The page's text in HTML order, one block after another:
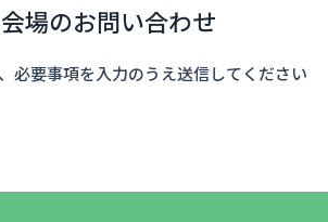
場のお問い合わせ
必要事項を入力のうえ送信してください